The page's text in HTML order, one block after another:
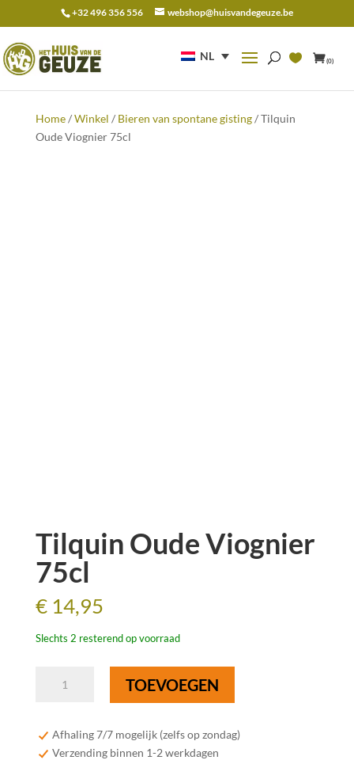
+32 496 356 556 webshop@huisvandegeuze.be
NL (0)
naar:
Home/Winkel / Bieren van spontane gisting/ Tilquin
Oude Viognier 75cl
Tilquin Oude Viognier
75cl
€14,95
Slechts 2 resterend op voorraad
75cl
aantal
TOEVOEGEN
Afhaling 7/7 mogelijk (zelfs op zondag)
Verzending binnen 1-2 werkdagen